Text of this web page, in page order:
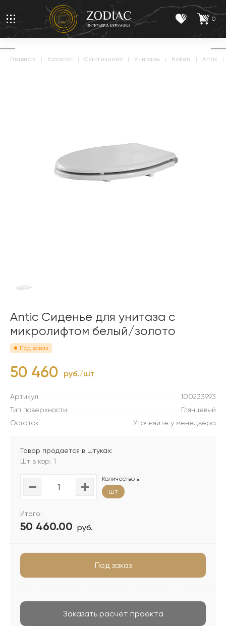
0
главная | каталог | сантехника | унитазы | noken | antic |
Antic Сиденье для унитаза с
микролифтом белый/золото
Под заказ
50 460 руб./шт
Артикул:
100233993
Тип поверхности:
Глянцевый
Остаток:
Уточняйте у менеджера
Товар продается в штуках:
Шт в кор: 1
Количество в:
шт
Итого:
50 460.00 руб.
Под заказ
Заказать расчет проекта